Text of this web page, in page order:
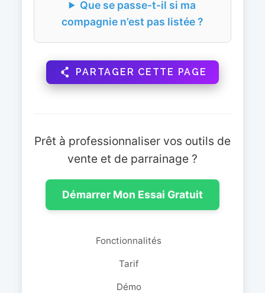
Que se passe-t-il si ma
compagnie n’est pas listée ?
PARTAGER CETTE PAGE
Prêt à professionnaliser vos outils de
vente et de parrainage ?
Démarrer Mon Essai Gratuit
Fonctionnalités
Tarif
Démo